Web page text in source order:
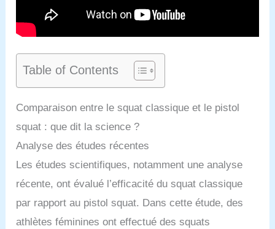
Table of Contents
Comparaison entre le squat classique et le pistol
squat : que dit la science ?
Analyse des études récentes
Les études scientifiques, notamment une analyse
récente, ont évalué l’efficacité du squat classique
par rapport au pistol squat. Dans cette étude, des
athlètes féminines ont effectué des squats